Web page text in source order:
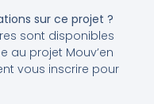
sur ce projet ?
sont disponibles
au projet Mouv’en
vous inscrire pour